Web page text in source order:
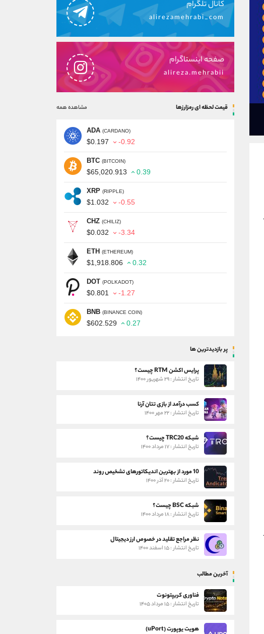
کانال تلگرام
alirezamehrabi_com
صفحه اینستاگرام
alireza.mehrabii
قیمت لحظه ای رمزارزها مشاهده همه
ADA (CARDANO)
$0.197 -0.92
BTC (BITCOIN)
$65,020.913 0.39
XRP (RIPPLE)
$1.032 -0.55
CHZ (CHILIZ)
$0.032 -3.34
ETH (ETHEREUM)
$1,918.806 0.32
DOT (POLKADOT)
$0.801 -1.27
BNB (BINANCE COIN)
$602.529 0.27
پر بازدیدترین ها
پرایس اکشن RTM چیست؟
تاریخ انتشار : ۲۹ شهریور ۱۴۰۰
کسب درآمد از بازی تتان آرنا
تاریخ انتشار : ۲۲ مهر ۱۴۰۰
شبکه TRC20 چیست؟
تاریخ انتشار : ۱۷ مرداد ۱۴۰۰
10 مورد از بهترین اندیکاتورهای تشخیص روند
تاریخ انتشار : ۲۰ آذر ۱۴۰۰
شبکه BSC چیست؟
تاریخ انتشار : ۱۸ مرداد ۱۴۰۰
نظر مراجع تقلید در خصوص ارز دیجیتال
تاریخ انتشار : ۱۵ اسفند ۱۴۰۰
آخرین مطالب
فناوری کریپتونوت
تاریخ انتشار : ۱۵ مرداد ۱۴۰۵
هویت یوپورت (uPort)